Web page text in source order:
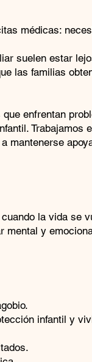
médicas:
suelen estar
las familias
enfrentan
Trabajamos
mantenerse
la vida se
mental y
infantil y